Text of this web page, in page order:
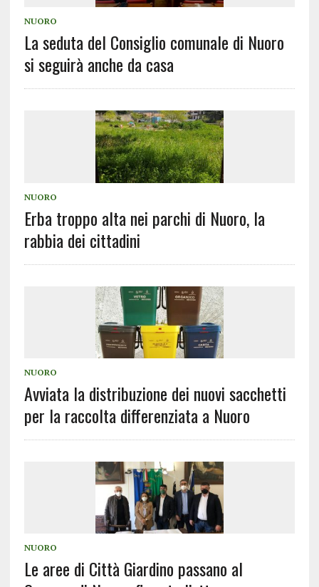
NUORO
La seduta del Consiglio comunale di Nuoro
si seguirà anche da casa
NUORO
Erba troppo alta nei parchi di Nuoro, la
rabbia dei cittadini
NUORO
Avviata la distribuzione dei nuovi sacchetti
per la raccolta differenziata a Nuoro
NUORO
Le aree di Città Giardino passano al